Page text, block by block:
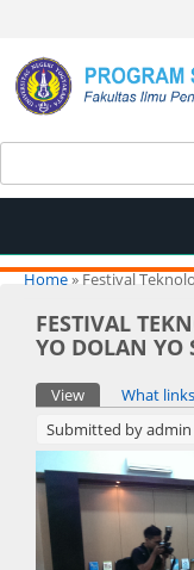
Search form
You are here
Home» Festival
FESTIVAL
YO DOLAN YO
Primary tabs
View (active tab)
What
Submitted byadmin